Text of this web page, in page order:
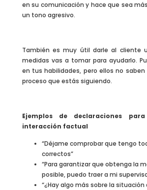
en su comunicación y hace que sea
un tono agresivo.
También es muy útil darle al cliente
medidas vas a tomar para ayudarlo.
en tus habilidades, pero ellos no
proceso que estás siguiendo.
Ejemplos de declaraciones
interacción factual
“Déjame comprobar que tengo
correctos”
“Para garantizar que obtenga la
posible, puedo traer a mi
“¿Hay algo más sobre la situación